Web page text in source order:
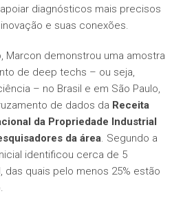
diagnósticos mais precisos
e suas conexões.
Marcon demonstrou uma amostra
de deep techs – ou seja,
– no Brasil e em São Paulo,
de dados da Receita
da Propriedade Industrial
da área. Segundo a
identificou cerca de 5
das quais pelo menos 25% estão